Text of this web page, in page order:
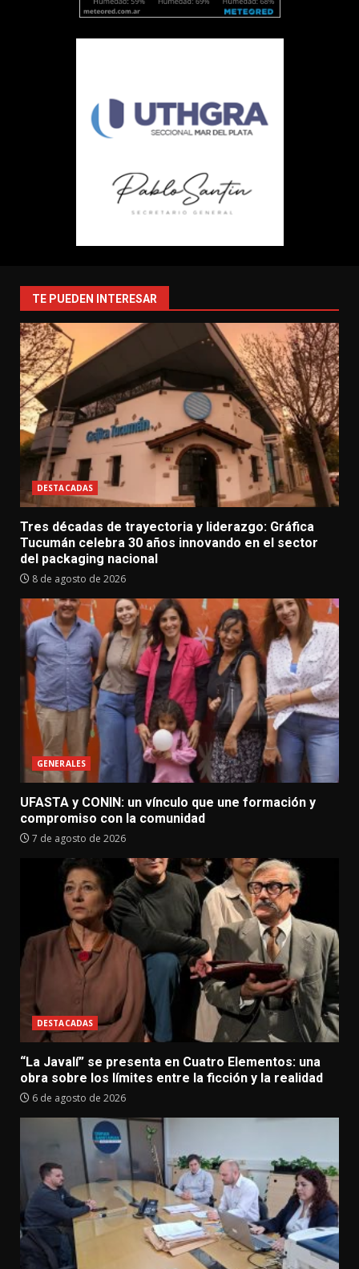
TE PUEDEN INTERESAR
DESTACADAS
Tres décadas de trayectoria y liderazgo: Gráfica
Tucumán celebra 30 años innovando en el sector
del packaging nacional
8 de agosto de 2026
GENERALES
UFASTA y CONIN: un vínculo que une formación y
compromiso con la comunidad
7 de agosto de 2026
DESTACADAS
“La Javalí” se presenta en Cuatro Elementos: una
obra sobre los límites entre la ficción y la realidad
6 de agosto de 2026